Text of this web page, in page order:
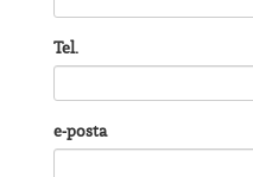
Tel.
e-posta